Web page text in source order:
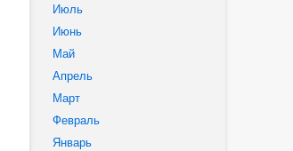
Июль
Июнь
Май
Апрель
Март
Февраль
Январь